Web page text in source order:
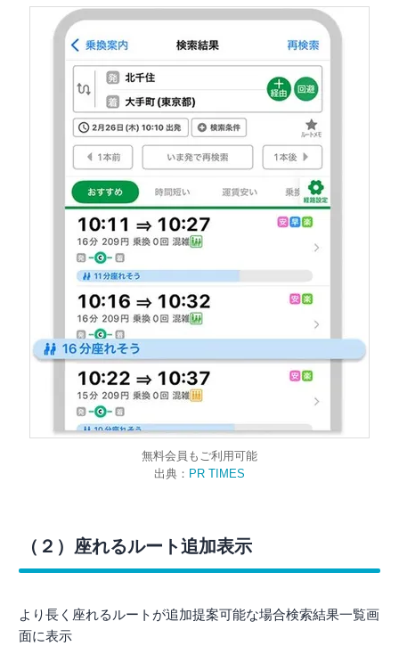
無料会員もご利用可能
出典： PR TIMES
（２）座れるルート追加表示
より長く座れるルートが追加提案可能な場合検索結果一覧画
面に表示